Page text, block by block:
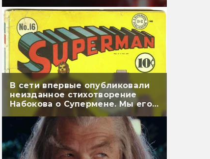
В сети впервые опубликовали
неизданное стихотворение
Набокова о Супермене. Мы его
перевели